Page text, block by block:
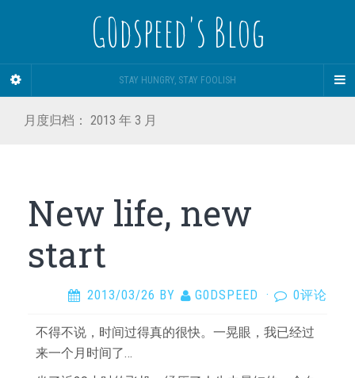
G0dspeed's Blog
STAY HUNGRY, STAY FOOLISH
月度归档： 2013 年 3 月
New life, new
start
2013/03/26 BY G0DSPEED · 0评论
不得不说，时间过得真的很快。一晃眼，我已经过
来一个月时间了…